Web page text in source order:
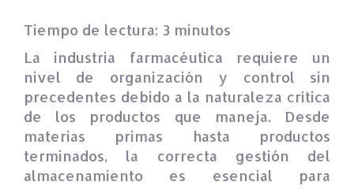
Tiempo de lectura: 3 minutos
La industria farmacéutica requiere un
nivel de organización y control sin
precedentes debido a la naturaleza crítica
de los productos que maneja. Desde
materias primas hasta productos
terminados, la correcta gestión del
almacenamiento es esencial para